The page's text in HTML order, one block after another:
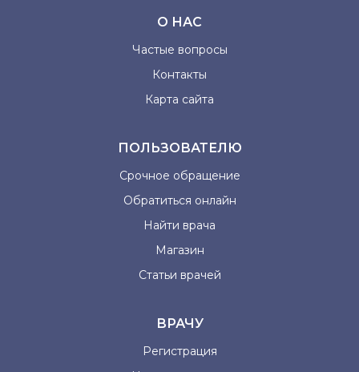
О НАС
Частые вопросы
Контакты
Карта сайта
ПОЛЬЗОВАТЕЛЮ
Срочное обращение
Обратиться онлайн
Найти врача
Магазин
Статьи врачей
ВРАЧУ
Регистрация